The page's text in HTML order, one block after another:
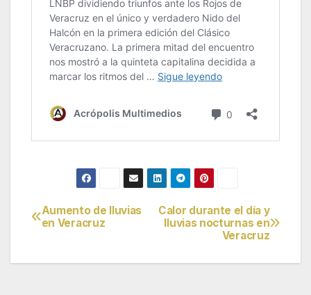
Navegación
Calor durante el día y
lluvias nocturnas en
Veracruz
Aumento de lluvias
en Veracruz